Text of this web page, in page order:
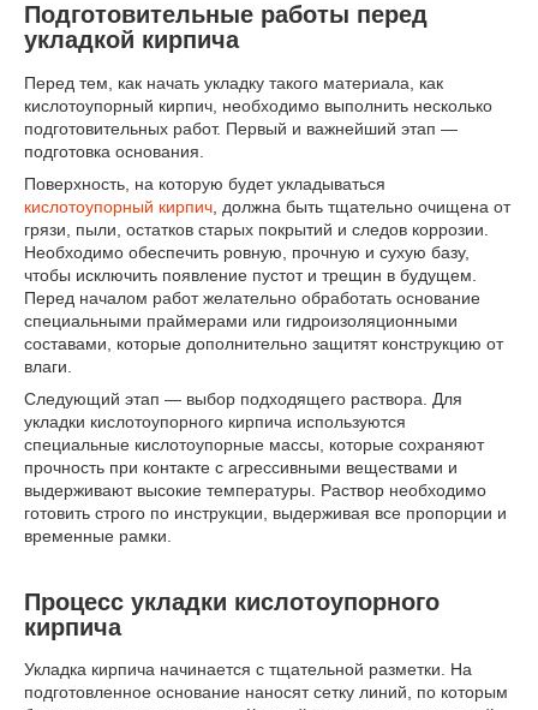
Подготовительные работы перед
укладкой кирпича
Перед тем, как начать укладку такого материала, как
кислотоупорный кирпич, необходимо выполнить несколько
подготовительных работ. Первый и важнейший этап —
подготовка основания.
Поверхность, на которую будет укладываться
кислотоупорный кирпич , должна быть тщательно очищена от
грязи, пыли, остатков старых покрытий и следов коррозии.
Необходимо обеспечить ровную, прочную и сухую базу,
чтобы исключить появление пустот и трещин в будущем.
Перед началом работ желательно обработать основание
специальными праймерами или гидроизоляционными
составами, которые дополнительно защитят конструкцию от
влаги.
Следующий этап — выбор подходящего раствора. Для
укладки кислотоупорного кирпича используются
специальные кислотоупорные массы, которые сохраняют
прочность при контакте с агрессивными веществами и
выдерживают высокие температуры. Раствор необходимо
готовить строго по инструкции, выдерживая все пропорции и
временные рамки.
Процесс укладки кислотоупорного
кирпича
Укладка кирпича начинается с тщательной разметки. На
подготовленное основание наносят сетку линий, по которым